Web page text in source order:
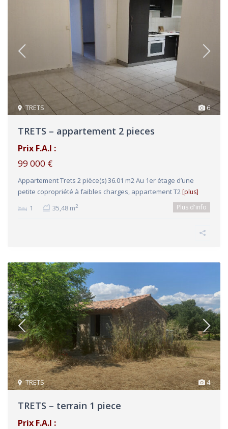
6
TRETS
TRETS – appartement 2 pieces
Prix F.A.I :
99 000 €
Appartement Trets 2 pièce(s) 36.01 m2 Au 1er étage d’une
petite copropriété à faibles charges, appartement T2 [plus]
1 35,48 m2 Plus d'info
4
TRETS
TRETS – terrain 1 piece
Prix F.A.I :